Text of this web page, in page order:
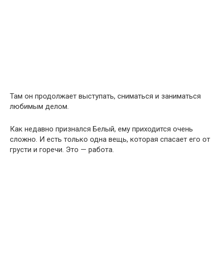
Там он продолжает выступать, сниматься и заниматься
любимым делом.
Как недавно признался Белый, ему приходится очень
сложно. И есть только одна вещь, которая спасает его от
грусти и горечи. Это — работа.